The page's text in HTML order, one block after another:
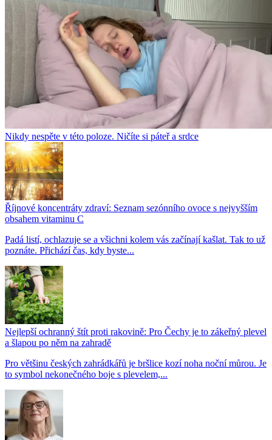
Nikdy nespěte v této poloze. Ničíte si páteř a srdce
Říjnové koncentráty zdraví: Seznam sezónního ovoce s nejvyšším
obsahem vitaminu C
Padá listí, ochlazuje se a všichni kolem vás začínají kašlat. Tak to už
poznáte. Přichází čas, kdy byste...
Nejlepší ochranný štít proti rakovině: Pro Čechy je to zákeřný plevel
a šlapou po něm na zahradě
Pro většinu českých zahrádkářů je bršlice kozí noha noční můrou. Je
to symbol nekonečného boje s plevelem,...